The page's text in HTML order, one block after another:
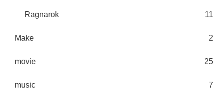
Ragnarok 11
Make 2
movie 25
music 7